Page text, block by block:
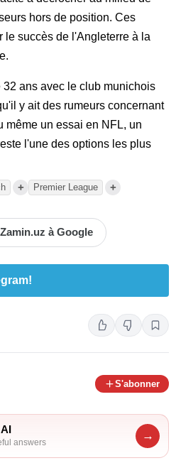
hors de position. Ces
le succès de l'Angleterre à la
32 ans avec le club munichois
y ait des rumeurs concernant
même un essai en NFL, un
l'une des options les plus
+ Premier League +
à Google
S'abonner
answers
→